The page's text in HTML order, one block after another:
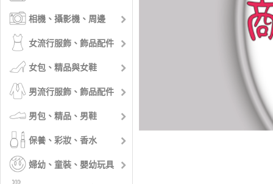
相機、攝影機、周邊
女流行服飾、飾品配件
女包、精品與女鞋
男流行服飾、飾品配件
男包、精品、男鞋
保養、彩妝、香水
婦幼、童裝、嬰幼玩具